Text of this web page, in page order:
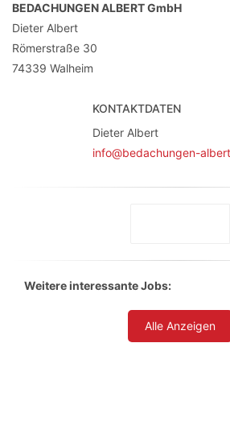
BEDACHUNGEN ALBERT GmbH
Dieter Albert
Römerstraße 30
74339 Walheim
KONTAKTDATEN
Dieter Albert
info@bedachungen-
Weitere interessante Jobs:
Alle Anzeigen